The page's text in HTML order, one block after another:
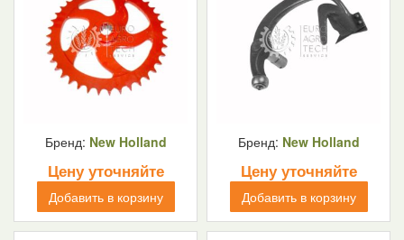
Бренд: New Holland
Цену уточняйте
Добавить в корзину
Бренд: New Holland
Цену уточняйте
Добавить в корзину